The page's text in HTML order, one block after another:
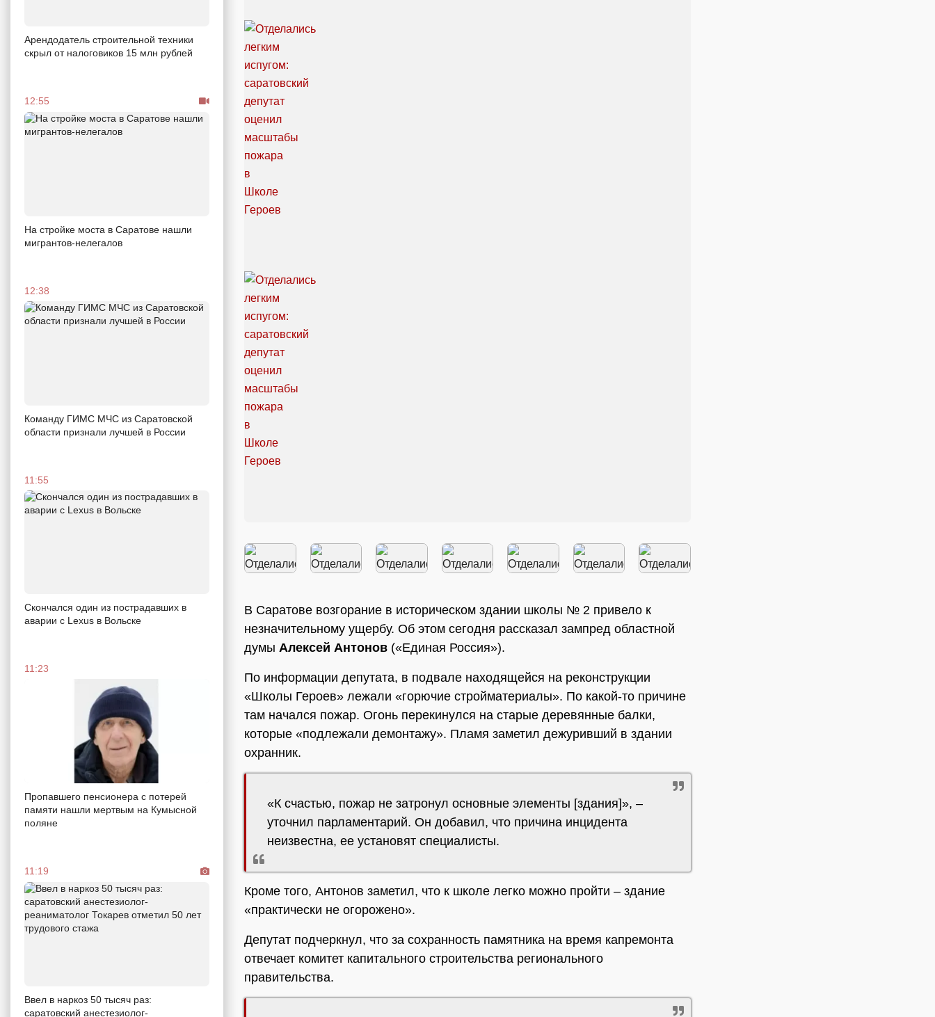
Арендодатель строительной техники
скрыл от налоговиков 15 млн рублей
12:55
На стройке моста в Саратове нашли
мигрантов-нелегалов
12:38
Команду ГИМС МЧС из Саратовской
области признали лучшей в России
11:55
Скончался один из пострадавших в
аварии c Lexus в Вольске
11:23
Пропавшего пенсионера с потерей
памяти нашли мертвым на Кумысной
поляне
11:19
Ввел в наркоз 50 тысяч раз:
саратовский анестезиолог-
В Саратове возгорание в историческом здании школы № 2 привело к
незначительному ущербу. Об этом сегодня рассказал зампред областной
думы Алексей Антонов («Единая Россия»).
По информации депутата, в подвале находящейся на реконструкции
«Школы Героев» лежали «горючие стройматериалы». По какой-то причине
там начался пожар. Огонь перекинулся на старые деревянные балки,
которые «подлежали демонтажу». Пламя заметил дежуривший в здании
охранник.
«К счастью, пожар не затронул основные элементы [здания]», –
уточнил парламентарий. Он добавил, что причина инцидента
неизвестна, ее установят специалисты.
Кроме того, Антонов заметил, что к школе легко можно пройти – здание
«практически не огорожено».
Депутат подчеркнул, что за сохранность памятника на время капремонта
отвечает комитет капитального строительства регионального
правительства.